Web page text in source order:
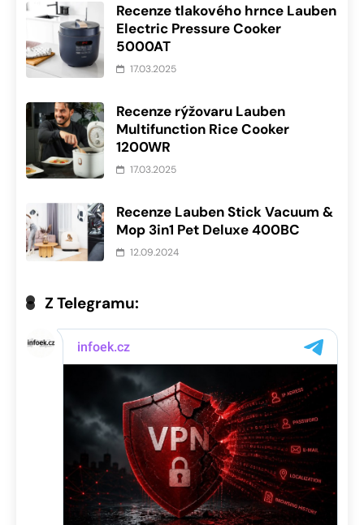
Recenze tlakového hrnce Lauben
Electric Pressure Cooker
5000AT
17.03.2025
Recenze rýžovaru Lauben
Multifunction Rice Cooker
1200WR
17.03.2025
Recenze Lauben Stick Vacuum &
Mop 3in1 Pet Deluxe 400BC
12.09.2024
Z Telegramu: